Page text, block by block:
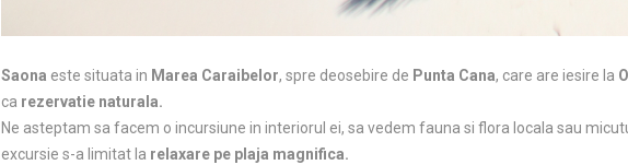
Saona este situata in Marea Caraibelor, spre deosebire de Punta Cana, care are iesire la
ca rezervatie naturala.
Ne asteptam sa facem o incursiune in interiorul ei, sa vedem fauna si flora locala sau
excursie s-a limitat la relaxare pe plaja magnifica.